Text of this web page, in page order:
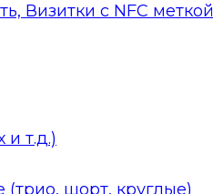
Визитки с NFC меткой
и т.д.)
шорт, круглые)